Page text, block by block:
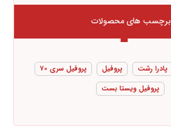
برچسب های محصولات
پادرا رشت پروفیل
پروفیل سری ۷۰
پروفیل ویستا بست